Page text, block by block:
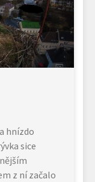
hnízdo
sice
z ní začalo